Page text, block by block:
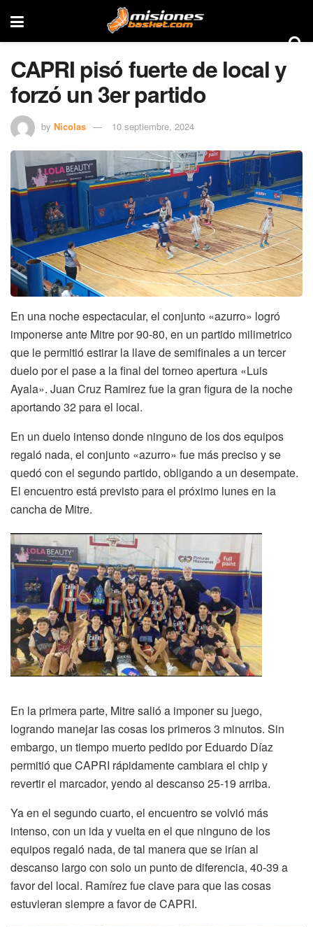
CAPRI pisó fuerte de local y
forzó un 3er partido
by Nicolas 10 septiembre, 2024
En una noche espectacular, el conjunto «azurro» logró
imponerse ante Mitre por 90-80, en un partido milimetrico
que le permitió estirar la llave de semifinales a un tercer
duelo por el pase a la final del torneo apertura «Luis
Ayala». Juan Cruz Ramirez fue la gran figura de la noche
aportando 32 para el local.
En un duelo intenso donde ninguno de los dos equipos
regaló nada, el conjunto «azurro» fue más preciso y se
quedó con el segundo partido, obligando a un desempate.
El encuentro está previsto para el próximo lunes en la
cancha de Mitre.
En la primera parte, Mitre salió a imponer su juego,
logrando manejar las cosas los primeros 3 minutos. Sin
embargo, un tiempo muerto pedido por Eduardo Díaz
permitió que CAPRI rápidamente cambiara el chip y
revertir el marcador, yendo al descanso 25-19 arriba.
Ya en el segundo cuarto, el encuentro se volvió más
intenso, con un ida y vuelta en el que ninguno de los
equipos regaló nada, de tal manera que se irían al
descanso largo con solo un punto de diferencia, 40-39 a
favor del local. Ramírez fue clave para que las cosas
estuvieran siempre a favor de CAPRI.